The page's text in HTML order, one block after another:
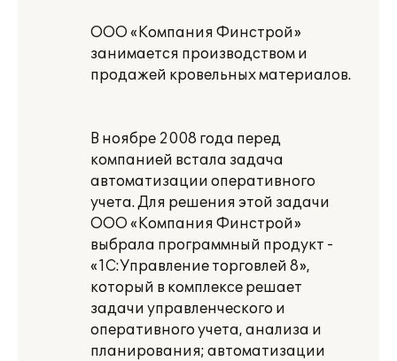
ООО «Компания Финстрой»
занимается производством и
продажей кровельных материалов.
В ноябре 2008 года перед
компанией встала задача
автоматизации оперативного
учета. Для решения этой задачи
ООО «Компания Финстрой»
выбрала программный продукт -
«1С:Управление торговлей 8»,
который в комплексе решает
задачи управленческого и
оперативного учета, анализа и
планирования; автоматизации